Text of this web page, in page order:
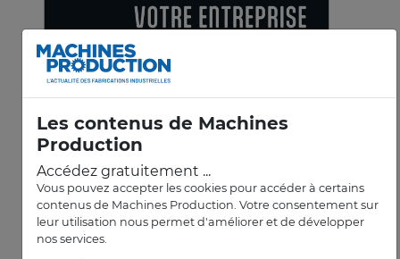
Les contenus de Machines
Production
Accédez gratuitement ...
Vous pouvez accepter les cookies pour accéder à certains
contenus de Machines Production. Votre consentement sur
leur utilisation nous permet d'améliorer et de développer
nos services.